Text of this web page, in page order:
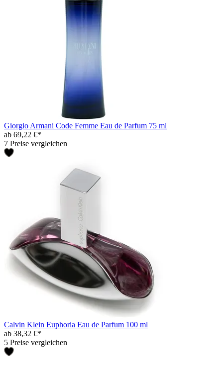
Giorgio Armani Code Femme Eau de Parfum 75 ml
ab 69,22 €*
7 Preise vergleichen
Calvin Klein Euphoria Eau de Parfum 100 ml
ab 38,32 €*
5 Preise vergleichen